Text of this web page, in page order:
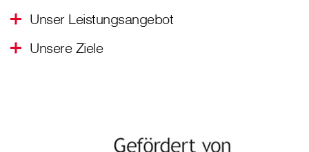
Unser Leistungsangebot
Unsere Ziele